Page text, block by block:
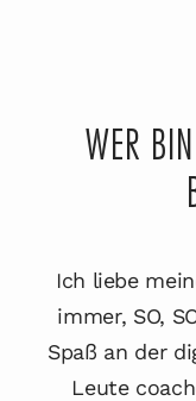
WER
Ich liebe
immer, SO,
Spaß an der
Leute